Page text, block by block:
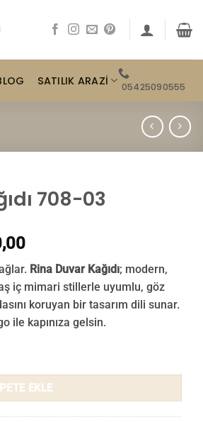
SATILIK ARAZI 05425090555
708-03
Şu
andaki
fiyat:
₺ 2.800,00.
Rina Duvar Kağıdı; modern,
iç mimari stillerle uyumlu, göz
koruyan bir tasarım dili sunar.
ile kapınıza gelsin.
EKLE